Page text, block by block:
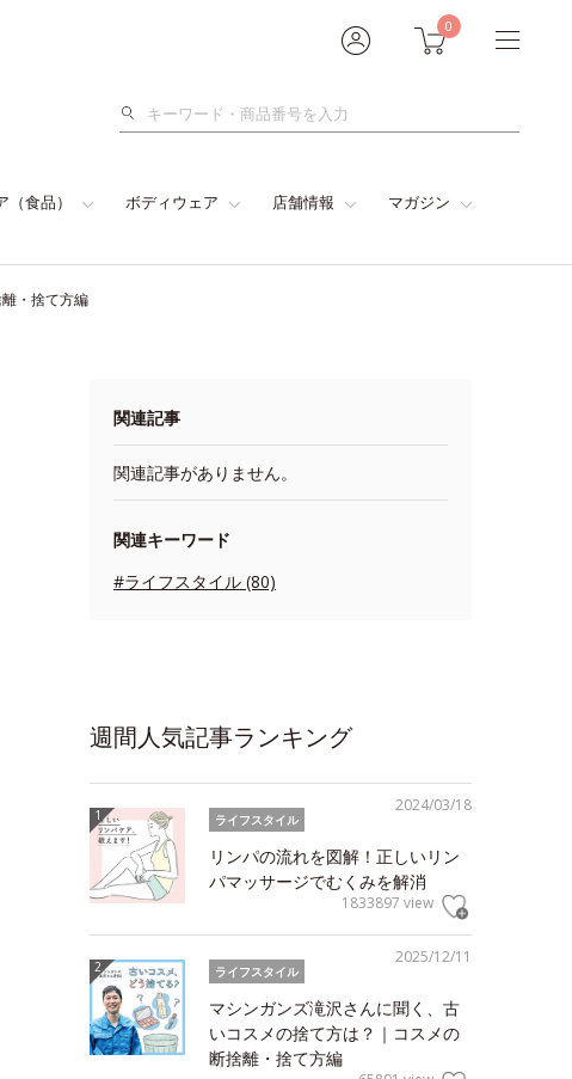
0
検
食品） ボディウェア 店舗情報 マガジン
・捨て方編
関連記事
関連記事がありません。
関連キーワード
#ライフスタイル (80)
週間人気記事ランキング
2024/03/18
ライフスタイル
リンパの流れを図解！正しいリン
パマッサージでむくみを解消
1833897 view
2025/12/11
ライフスタイル
マシンガンズ滝沢さんに聞く、古
いコスメの捨て方は？｜コスメの
断捨離・捨て方編